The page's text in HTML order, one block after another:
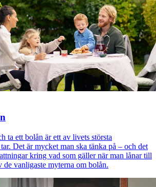
ta ett bolån är ett av livets största
Det är mycket man ska tänka på – och det
kring vad som gäller när man lånar till
de vanligaste myterna om bolån.